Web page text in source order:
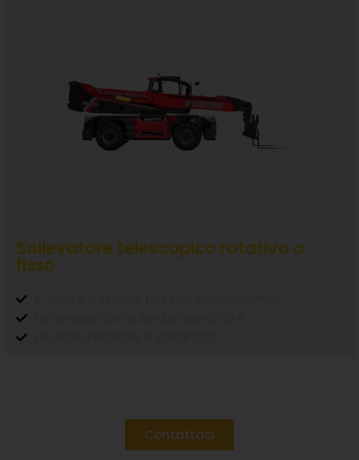
Sollevatore telescopico rotativo o
fisso
Contattaci